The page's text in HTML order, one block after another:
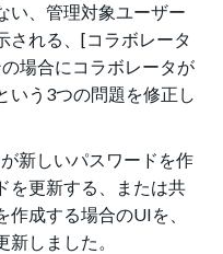
い、管理対象ユーザー
される、[コラボレータ
場合にコラボレータが
いう3つの問題を修正し
新しいパスワードを作
を更新する、または共
成する場合のUIを、
しました。